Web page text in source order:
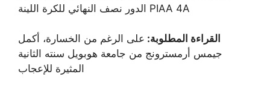
الدور نصف النهائي للكرة اللينة PIAA 4A
القراءة المطلوبة: على الرغم من الخسارة، أكمل
جيمس أرمسترونج من جامعة هوبويل سنته الثانية
المثيرة للإعجاب